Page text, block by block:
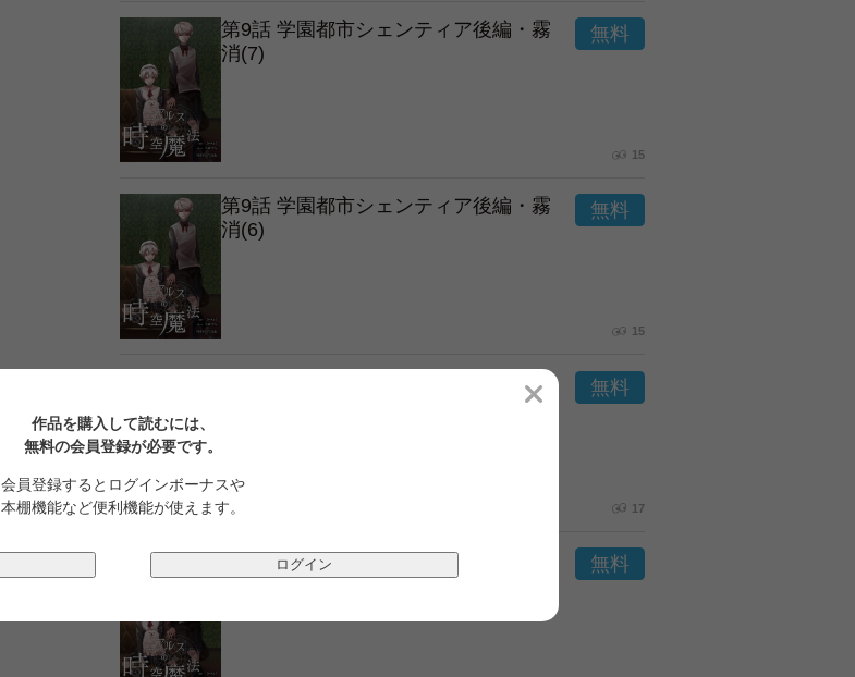
作品を購入して読むには、
無料の会員登録が必要です。
会員登録するとログインボーナスや
本棚機能など便利機能が使えます。
ログイン
第9話 学園都市シェンティア後編・霧
消(7)
15
第9話 学園都市シェンティア後編・霧
消(6)
15
第9話 学園都市シェンティア後編・霧
17
第9話 学園都市シェンティア後編・霧
消(4)